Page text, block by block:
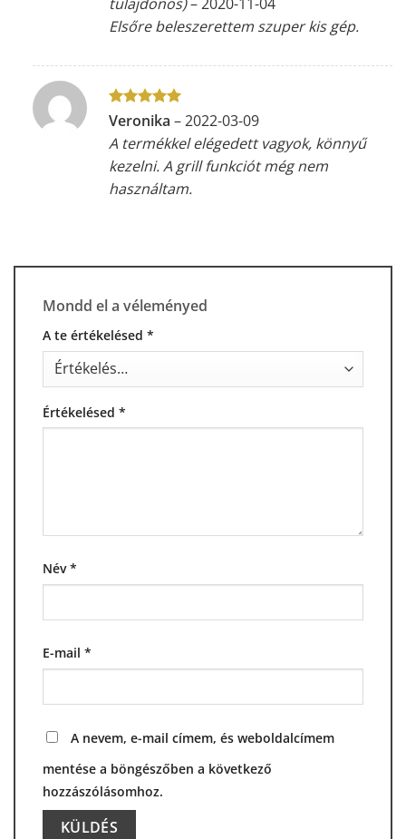
Elsőre beleszerettem szuper kis gép.
Értékelés: 5
Veronika –2022-03-09
A termékkel elégedett vagyok, könnyű
kezelni. A grill funkciót még nem
használtam.
Mondd el a véleményed
A te értékelésed *
Értékelésed *
Név*
E-mail *
A nevem, e-mail címem, és weboldalcímem
mentése a böngészőben a következő
hozzászólásomhoz.